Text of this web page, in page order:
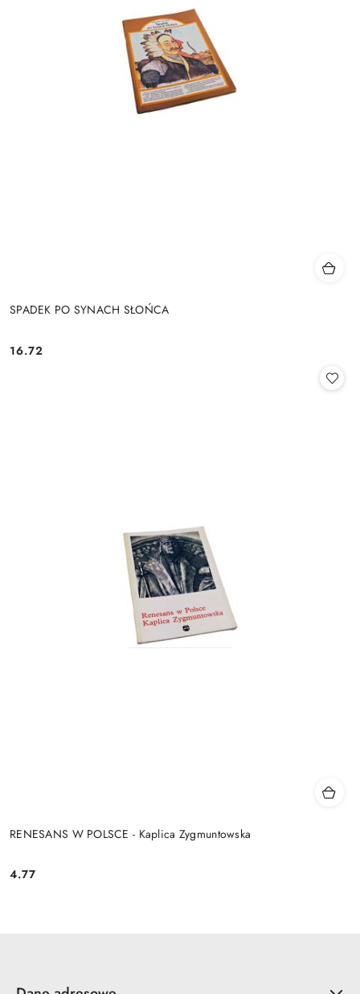
SPADEK PO SYNACH SŁOŃCA
Cena:
16.72
RENESANS W POLSCE - Kaplica Zygmuntowska
Cena:
4.77